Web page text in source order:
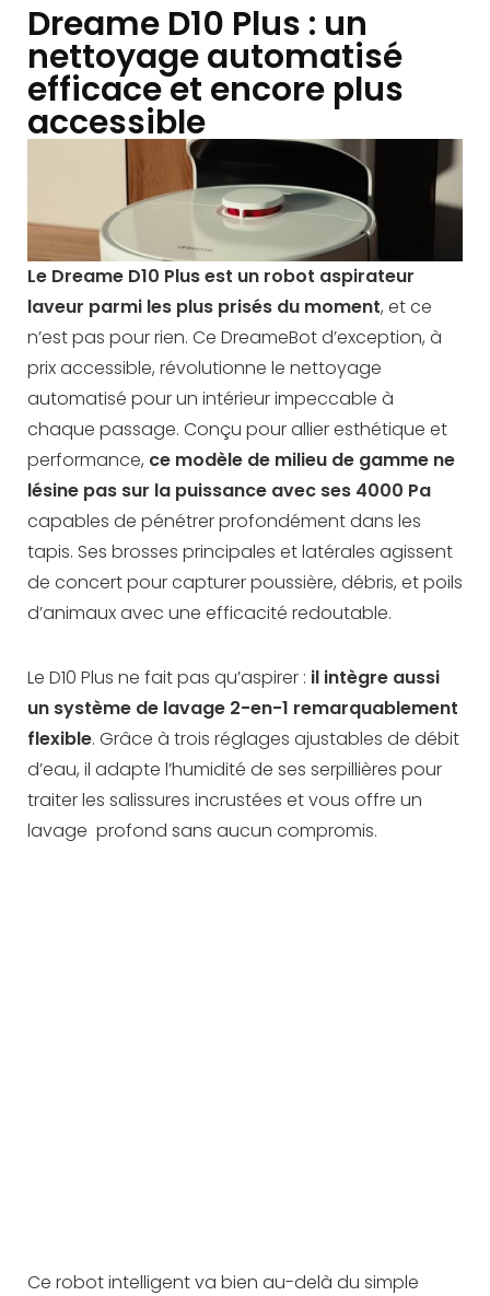
Dreame D10 Plus : un
nettoyage automatisé
efficace et encore plus
accessible
Le Dreame D10 Plus est un robot aspirateur
laveur parmi les plus prisés du moment, et ce
n’est pas pour rien. Ce DreameBot d’exception, à
prix accessible, révolutionne le nettoyage
automatisé pour un intérieur impeccable à
chaque passage. Conçu pour allier esthétique et
performance, ce modèle de milieu de gamme ne
lésine pas sur la puissance avec ses 4000 Pa
capables de pénétrer profondément dans les
tapis. Ses brosses principales et latérales agissent
de concert pour capturer poussière, débris, et poils
d’animaux avec une efficacité redoutable.
Le D10 Plus ne fait pas qu’aspirer : il intègre aussi
un système de lavage 2-en-1 remarquablement
flexible. Grâce à trois réglages ajustables de débit
d’eau, il adapte l’humidité de ses serpillières pour
traiter les salissures incrustées et vous offre un
lavage profond sans aucun compromis.
Ce robot intelligent va bien au-delà du simple